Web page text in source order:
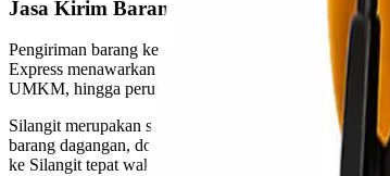
Jasa Kirim Barang Jakarta – Silangit
Pengiriman barang ke wilayah Sumatera Utara,
Express menawarkan
jasa kirim barang Jakarta –
UMKM, hingga perusahaan besar yang
Silangit merupakan salah satu pintu masuk penting di
barang dagangan, dokumen, elektronik, maupun
ke Silangit tepat waktu.